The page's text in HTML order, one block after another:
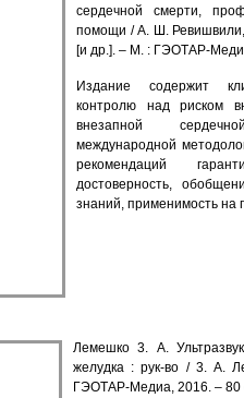
сердечной смерти,
помощи / А. Ш.
[и др.]. – М. : ГЭОТАР-
Издание содержит
контролю над риском
внезапной
международной
рекомендаций
достоверность,
знаний, применимость на
Лемешко 3. А.
желудка : рук-во / 3. А.
ГЭОТАР-Медиа, 2016. – 80